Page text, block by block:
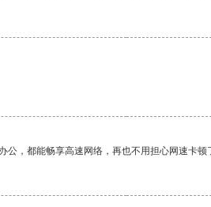
，都能畅享高速网络，再也不用担心网速卡顿